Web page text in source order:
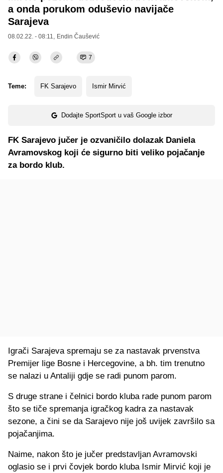
a onda porukom oduševio navijače
Sarajeva
08.02.22. - 08:11, Endin Čaušević
7
Teme: FK Sarajevo Ismir Mirvić
Dodajte SportSport u vaš Google izbor
FK Sarajevo jučer je ozvaničilo dolazak Daniela
Avramovskog koji će sigurno biti veliko pojačanje
za bordo klub.
Igrači Sarajeva spremaju se za nastavak prvenstva
Premijer lige Bosne i Hercegovine, a bh. tim trenutno
se nalazi u Antaliji gdje se radi punom parom.
S druge strane i čelnici bordo kluba rade punom parom
što se tiče spremanja igračkog kadra za nastavak
sezone, a čini se da Sarajevo nije još uvijek završilo sa
pojačanjima.
Naime, nakon što je jučer predstavljan Avramovski
oglasio se i prvi čovjek bordo kluba Ismir Mirvić koji je